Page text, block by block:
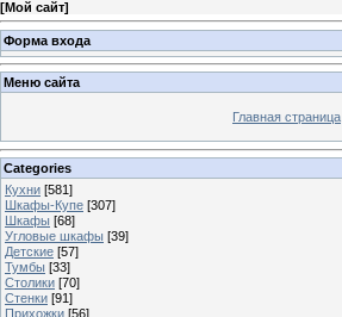
[Мой сайт]
Форма входа
Меню сайта
Главная страница
Categories
Кухни [581]
Шкафы-Купе [307]
Шкафы [68]
Угловые шкафы [39]
Детские [57]
Тумбы [33]
Столики [70]
Стенки [91]
Прихожки [56]